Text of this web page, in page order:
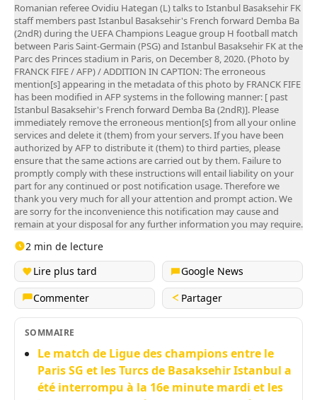
Romanian referee Ovidiu Hategan (L) talks to Istanbul Basaksehir FK
staff members past Istanbul Basaksehir's French forward Demba Ba
(2ndR) during the UEFA Champions League group H football match
between Paris Saint-Germain (PSG) and Istanbul Basaksehir FK at the
Parc des Princes stadium in Paris, on December 8, 2020. (Photo by
FRANCK FIFE / AFP) / ADDITION IN CAPTION: The erroneous
mention[s] appearing in the metadata of this photo by FRANCK FIFE
has been modified in AFP systems in the following manner: [ past
Istanbul Basaksehir's French forward Demba Ba (2ndR)]. Please
immediately remove the erroneous mention[s] from all your online
services and delete it (them) from your servers. If you have been
authorized by AFP to distribute it (them) to third parties, please
ensure that the same actions are carried out by them. Failure to
promptly comply with these instructions will entail liability on your
part for any continued or post notification usage. Therefore we
thank you very much for all your attention and prompt action. We
are sorry for the inconvenience this notification may cause and
remain at your disposal for any further information you may require.
2 min de lecture
Lire plus tard
Google News
Commenter
Partager
SOMMAIRE
Le match de Ligue des champions entre le
Paris SG et les Turcs de Basaksehir Istanbul a
été interrompu à la 16e minute mardi et les